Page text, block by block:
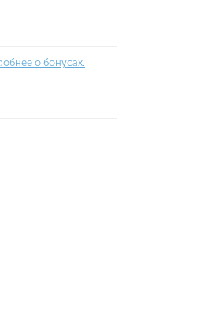
о бонусах.